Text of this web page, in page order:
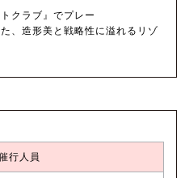
クラブ』でプレー
、造形美と戦略性に溢れるリゾ
行人員